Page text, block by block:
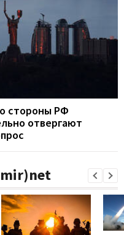
стороны РФ
отвергают